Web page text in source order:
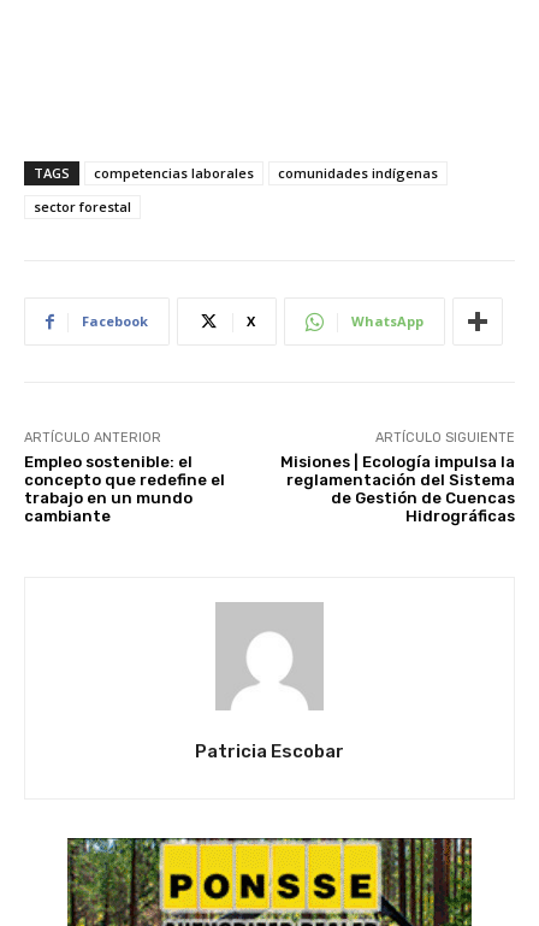
TAGS competencias laborales
comunidades indígenas
sector forestal
Facebook X WhatsApp
ARTÍCULO ANTERIOR
Empleo sostenible: el
concepto que redefine el
trabajo en un mundo
cambiante
ARTÍCULO SIGUIENTE
Misiones | Ecología impulsa la
reglamentación del Sistema
de Gestión de Cuencas
Hidrográficas
Patricia Escobar